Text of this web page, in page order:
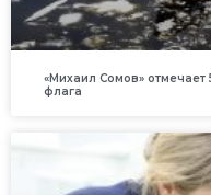
«Михаил Сомов»
флага